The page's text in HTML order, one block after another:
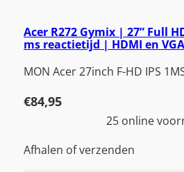
Acer R272 Gymix | 27” Full
ms reactietijd | HDMI en
MON Acer 27inch F-HD IPS
€84,95
25 online
Afhalen of verzenden